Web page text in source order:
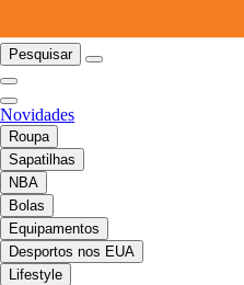
Pesquisar
Novidades
Roupa
Sapatilhas
NBA
Bolas
Equipamentos
Desportos nos EUA
Lifestyle